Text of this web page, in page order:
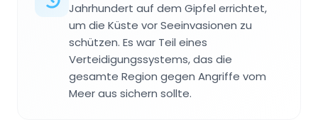
Jahrhundert auf dem Gipfel errichtet,
um die Küste vor Seeinvasionen zu
schützen. Es war Teil eines
Verteidigungssystems, das die
gesamte Region gegen Angriffe vom
Meer aus sichern sollte.